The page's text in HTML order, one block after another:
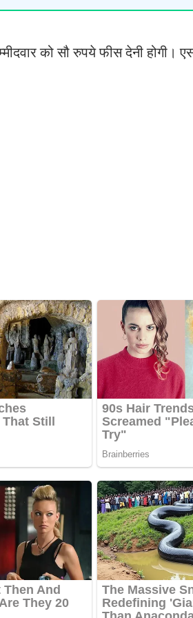
को सौ रुपये फीस देनी होगी।